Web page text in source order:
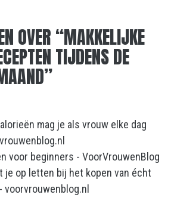
OVER “MAKKELIJKE
TIJDENS DE
”
mag je als vrouw elke dag
voor beginners - VoorVrouwenBlog
je op letten bij het kopen van écht
voorvrouwenblog.nl